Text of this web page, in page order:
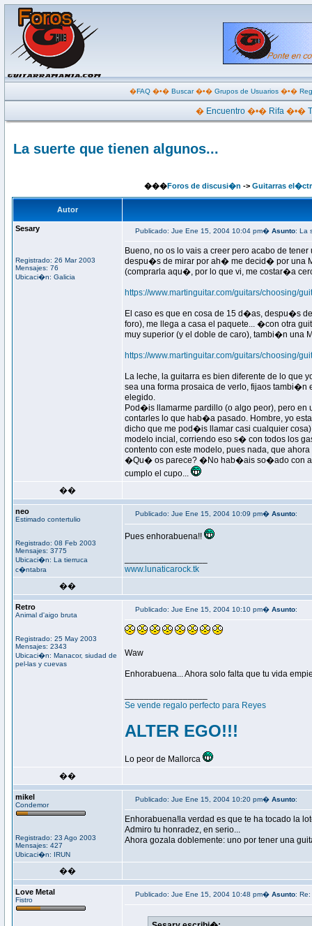
�FAQ�•� Buscar�•� Grupos de Usuarios�•�
� Encuentro �•� Rifa �•�
La suerte que tienen algunos...
���Foros de discusi�n -> Guitarras
Autor
Sesary
Registrado: 26 Mar 2003
Mensajes: 76
Ubicaci�n: Galicia
Publicado: Jue Ene 15, 2004 10:04 pm� Asunto: La
Bueno, no os lo vais a creer pero acabo de
despu�s de mirar por ah� me decid� por una
(comprarla aqu�, por lo que vi, me costar�a
https://www.martinguitar.com/guitars/choosing/
El caso es que en cosa de 15 d�as, despu�s
foro), me llega a casa el paquete... �con otra
muy superior (y el doble de caro), tambi�n una
https://www.martinguitar.com/guitars/choosing/
La leche, la guitarra es bien diferente de lo que
sea una forma prosaica de verlo, fijaos tambi�n
elegido.
Pod�is llamarme pardillo (o algo peor), pero
contarles lo que hab�a pasado. Hombre, yo
dicho que me pod�is llamar casi cualquier
modelo incial, corriendo eso s� con todos los
contento con este modelo, pues nada, que
�Qu� os parece? �No hab�ais so�ado con
cumplo el cupo...
��
neo
Estimado contertulio
Registrado: 08 Feb 2003
Mensajes: 3775
Ubicaci�n: La tierruca
c�ntabra
Publicado: Jue Ene 15, 2004 10:09 pm� Asunto:
Pues enhorabuena!!
www.lunaticarock.tk
��
Retro
Animal d'aigo bruta
Registrado: 25 May 2003
Mensajes: 2343
Ubicaci�n: Manacor, siudad de
pel-las y cuevas
Publicado: Jue Ene 15, 2004 10:10 pm� Asunto:
Waw
Enhorabuena... Ahora solo falta que tu vida
Se vende regalo perfecto para Reyes
ALTER EGO!!!
Lo peor de Mallorca
��
mikel
Condemor
Registrado: 23 Ago 2003
Mensajes: 427
Ubicaci�n: IRUN
Publicado: Jue Ene 15, 2004 10:20 pm� Asunto:
Enhorabuena!la verdad es que te ha tocado la
Admiro tu honradez, en serio...
Ahora gozala doblemente: uno por tener una
��
Love Metal
Fistro
Publicado: Jue Ene 15, 2004 10:48 pm� Asunto: